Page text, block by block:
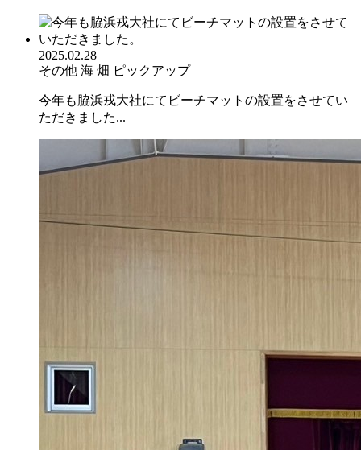
2025.02.28
その他 海 畑 ピックアップ
今年も脇浜戎大社にてビーチマットの設置をさせてい
ただきました...